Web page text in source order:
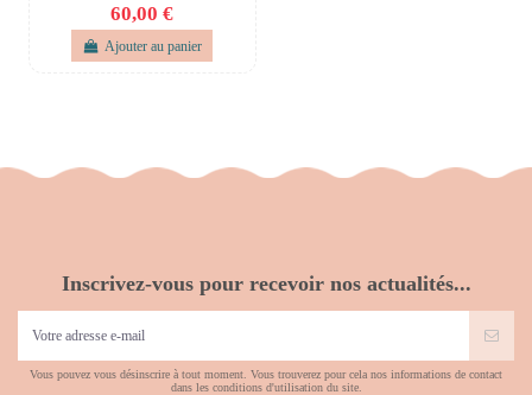
60,00 €
Ajouter au panier
Inscrivez-vous pour recevoir nos actualités...
Vous pouvez vous désinscrire à tout moment. Vous trouverez pour cela nos informations de contact
dans les conditions d'utilisation du site.